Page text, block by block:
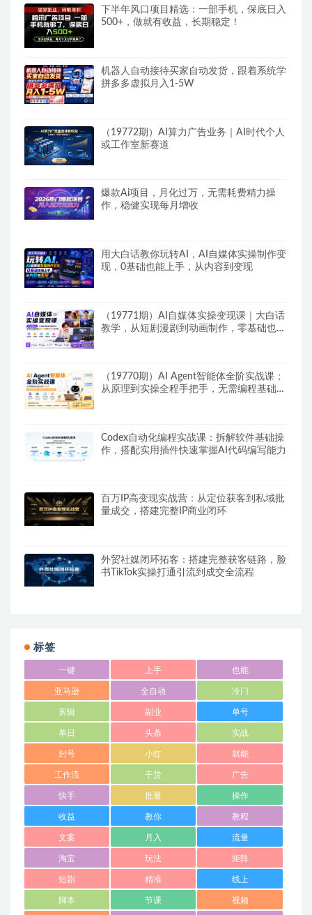
下半年风口项目精选：一部手机，保底日入
500+，做就有收益，长期稳定！
机器人自动接待买家自动发货，跟着系统学
拼多多虚拟月入1-5W
（19772期）AI算力广告业务｜AI时代个人
或工作室新赛道
爆款Ai项目，月化过万，无需耗费精力操
作，稳健实现每月增收
用大白话教你玩转AI，AI自媒体实操制作变
现，0基础也能上手，从内容到变现
（19771期）AI自媒体实操变现课｜大白话
教学，从短剧漫剧到动画制作，零基础也能
（19770期）AI Agent智能体全阶实战课；
从原理到实操全程手把手，无需编程基础也
Codex自动化编程实战课：拆解软件基础操
作，搭配实用插件快速掌握AI代码编写能力
百万IP高变现实战营：从定位获客到私域批
量成交，搭建完整IP商业闭环
外贸社媒闭环拓客：搭建完整获客链路，脸
书TikTok实操打通引流到成交全流程
标签
一键 上手 也能
亚马逊 全自动 冷门
剪辑 副业 单号
单日 头条 实战
封号 小红 就能
工作流 干货 广告
快手 批量 操作
收益 教你 教程
文案 月入 流量
淘宝 玩法 矩阵
短剧 精准 线上
脚本 节课 视频